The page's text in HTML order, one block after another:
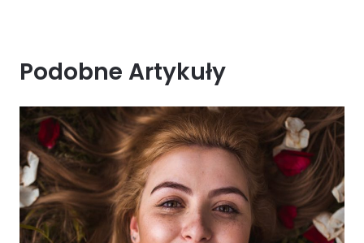
Podobne Artykuły